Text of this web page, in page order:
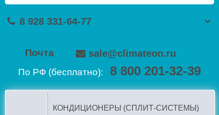
8 928 331-64-77
Почта sale@climateon.ru
По РФ (бесплатно): 8 800 201-32-39
КОНДИЦИОНЕРЫ (СПЛИТ-СИСТЕМЫ)